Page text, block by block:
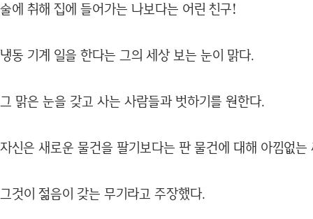
술에 취해 집에 들어가는 나보다는 어린 친구!
냉동 기계 일을 한다는 그의 세상 보는 눈이 맑다.
그 맑은 눈을 갖고 사는 사람들과 벗하기를 원한다.
자신은 새로운 물건을 팔기보다는 판 물건에 대해 아낌없는
그것이 젊음이 갖는 무기라고 주장했다.